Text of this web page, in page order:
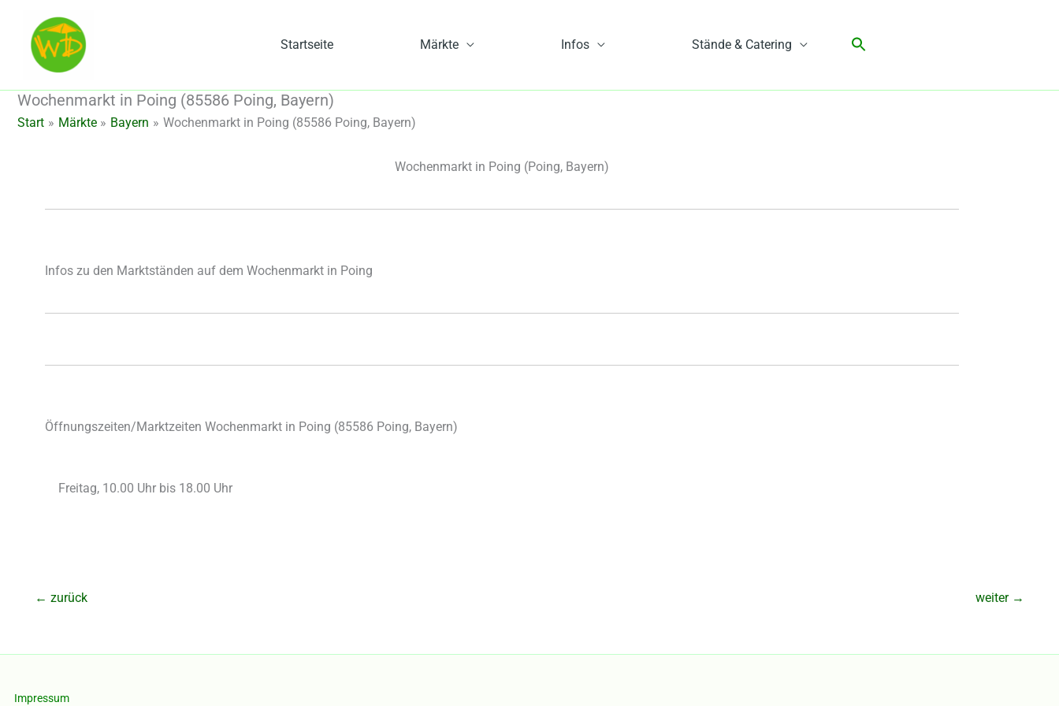
springen
Startseite Märkte Infos Stände & Catering
Wochenmarkt in Poing (85586 Poing, Bayern)
Start Märkte Bayern Wochenmarkt in Poing (85586 Poing, Bayern)
Wochenmarkt in Poing (Poing, Bayern)
Infos zu den Marktständen auf dem Wochenmarkt in Poing
Öffnungszeiten/Marktzeiten Wochenmarkt in Poing (85586 Poing, Bayern)
Freitag, 10.00 Uhr bis 18.00 Uhr
← zurück weiter →
Impressum